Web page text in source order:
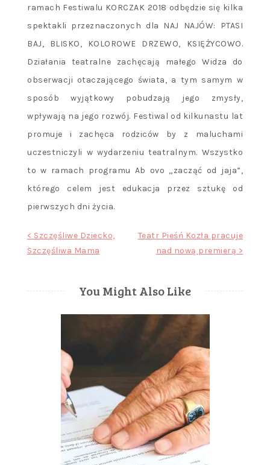
ramach Festiwalu KORCZAK 2018 odbędzie się kilka
spektakli przeznaczonych dla NAJ NAJÓW: PTASI
BAJ, BLISKO, KOLOROWE DRZEWO, KSIĘŻYCOWO.
Działania teatralne zachęcają małego Widza do
obserwacji otaczającego świata, a tym samym w
sposób wyjątkowy pobudzają jego zmysły,
wpływają na jego rozwój. Festiwal od kilkunastu lat
promuje i zachęca rodziców by z maluchami
uczestniczyli w wydarzeniu teatralnym. Wszystko
to w ramach programu Ab ovo „zacząć od jaja”,
którego celem jest edukacja przez sztukę od
pierwszych dni życia.
Nawigacja
wpisu
< Szczęśliwe Dziecko,
Szczęśliwa Mama
Teatr Pieśń Kozła pracuje
nad nową premierą >
You Might Also Like